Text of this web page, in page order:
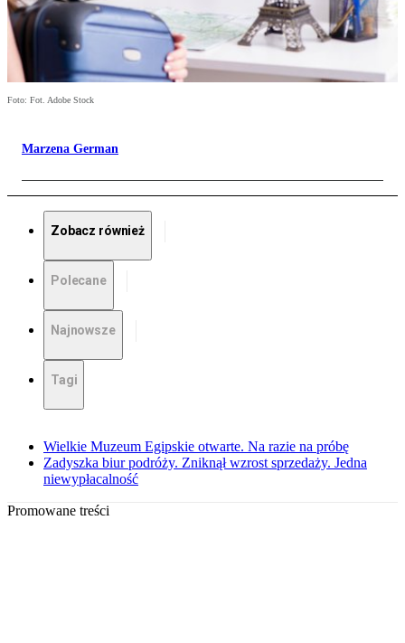
Foto: Fot. Adobe Stock
Marzena German
Zobacz również
Polecane
Najnowsze
Tagi
Wielkie Muzeum Egipskie otwarte. Na razie na próbę
Zadyszka biur podróży. Zniknął wzrost sprzedaży. Jedna
niewypłacalność
Promowane treści